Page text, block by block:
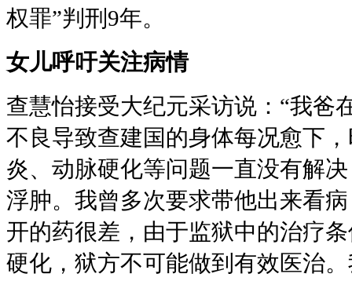
权罪”判刑9年。
女儿呼吁关注病情
查慧怡接受大纪元采访说：“我爸
不良导致查建国的身体每况愈下
炎、动脉硬化等问题一直没有解
浮肿。我曾多次要求带他出来看
开的药很差，由于监狱中的治疗
硬化，狱方不可能做到有效医治